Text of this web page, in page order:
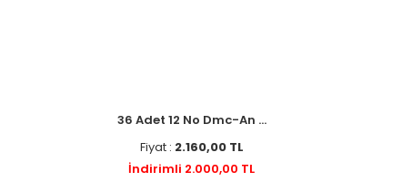
36 Adet 12 No Dmc-An ...
Fiyat : 2.160,00 TL
İndirimli 2.000,00 TL